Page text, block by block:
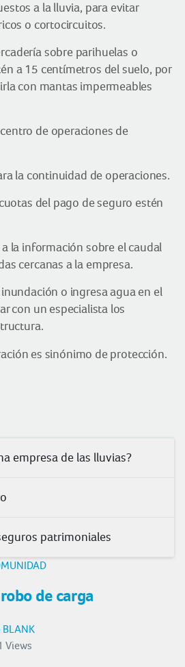
a la lluvia, para evitar
o cortocircuitos.
sobre parihuelas o
a 15 centímetros del suelo, por
con mantas impermeables
de operaciones de
la continuidad de operaciones.
del pago de seguro estén
la información sobre el caudal
cercanas a la empresa.
o ingresa agua en el
con un especialista los
es sinónimo de protección.
empresa de las lluvias?
patrimoniales
de carga
Views